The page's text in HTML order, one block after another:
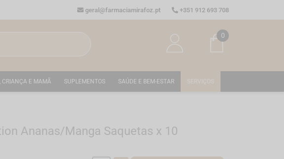
geral@farmaciamirafoz.pt +351 912 693 708
0
CRIANÇA E MAMÃ SUPLEMENTOS SAÚDE E BEM-ESTAR SERVIÇOS
Ananas/Manga Saquetas x 10